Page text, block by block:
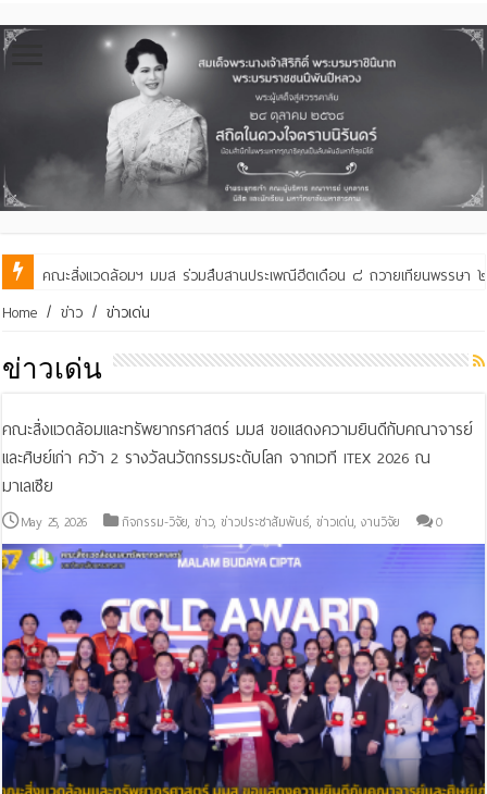
คณะสิ่งแวดล้อมฯ มมส ร่วมสืบสานประเพณีฮีตเดือน ๘ ถวายเทียนพรรษา ๒
Home / ข่าว / ข่าวเด่น
ข่าวเด่น
คณะสิ่งแวดล้อมและทรัพยากรศาสตร์ มมส ขอแสดงความยินดีกับคณาจารย์
และศิษย์เก่า คว้า 2 รางวัลนวัตกรรมระดับโลก จากเวที ITEX 2026 ณ
มาเลเซีย
May 25, 2026 กิจกรรม-วิจัย,ข่าว,ข่าวประชาสัมพันธ์,ข่าวเด่น,งานวิจัย 0